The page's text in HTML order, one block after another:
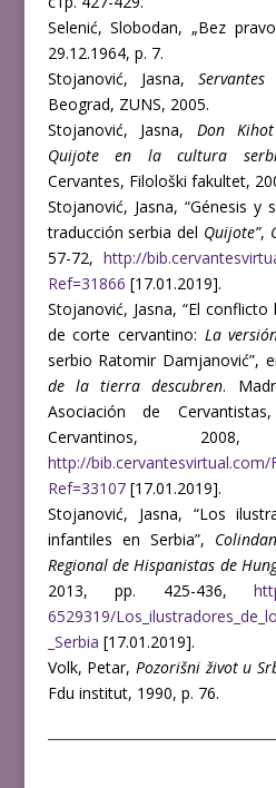
Selenić, Slobodan, „Bez
29.12.1964, p. 7.
Stojanović, Jasna,
Beograd, ZUNS, 2005.
Stojanović, Jasna, Don
Quijote en la cultura
Cervantes, Filološki fakultet,
Stojanović, Jasna, “Génesis y
traducción serbia del Quijote”,
57-72, http://
Ref=31866 [17.01.2019].
Stojanović, Jasna, “El
de corte cervantino: La
serbio Ratomir Damjanović”,
de la tierra descubren.
Asociación de
Cervantinos,
http://bib.cervantesvirtual.com/
Ref=33107 [17.01.2019].
Stojanović, Jasna, “Los
infantiles en Serbia”,
Regional de Hispanistas de
2013, pp. 425-436,
6529319/
_Serbia [17.01.2019].
Volk, Petar, Pozorišni život u
Fdu institut, 1990, p. 76.